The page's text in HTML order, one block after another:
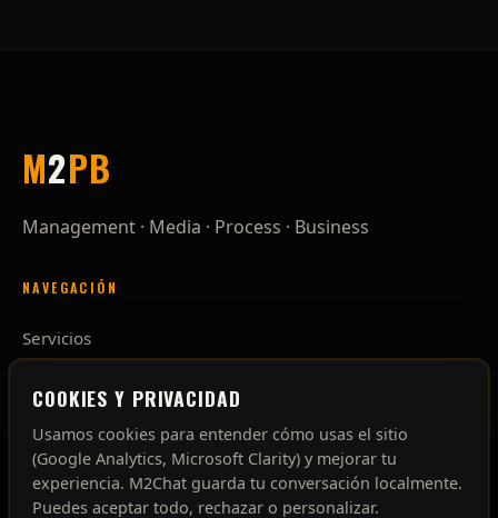
COOKIES Y PRIVACIDAD
Usamos cookies para entender cómo usas el sitio
(Google Analytics, Microsoft Clarity) y mejorar tu
experiencia. M2Chat guarda tu conversación localmente.
Puedes aceptar todo, rechazar o personalizar.
M2PB
Management · Media · Process · Business
NAVEGACIÓN
Servicios
Proceso
Nosotros
CONTACTO